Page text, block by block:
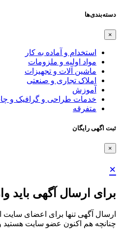
دسته‌بندی‌ها
×
استخدام و آماده به کار
مواد اولیه و ملزومات
ماشین آلات و تجهیزات
املاک تجاری و صنعتی
آموزش
خدمات طراحی و گرافیک و
متفرقه
ثبت اگهی رایگان
×
×
برای ارسال آگهی باید
ارسال آگهی تنها برای اعضای سایت
چنانچه هم‌ اکنون عضو سایت هستید